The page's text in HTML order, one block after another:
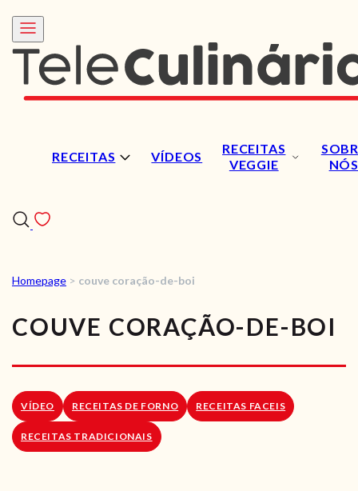
RECEITAS VÍDEOS
RECEITAS
VEGGIE
NÓS
RECEITAS
VÍDEOS
RECEITAS VEGGIE
SOBRE NÓS
LOJA ONLINE
Homepage > couve coração-de-boi
COUVE CORAÇÃO-DE-BOI
VÍDEO RECEITAS DE FORNO RECEITAS FACEIS
RECEITAS TRADICIONAIS